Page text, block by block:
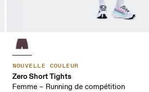
NOUVELLE COULEUR
Zero Short Tights
Femme – Running de compétition